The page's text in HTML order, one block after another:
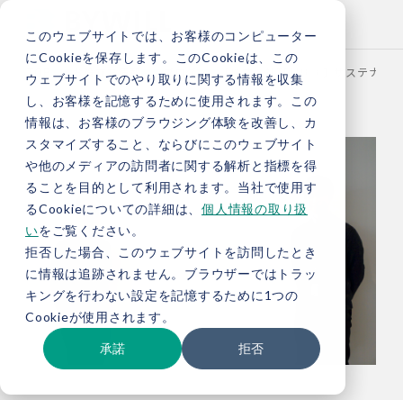
このウェブサイトでは、お客様のコンピューター
にCookieを保存します。このCookieは、この
ウェブサイトでのやり取りに関する情報を収集
し、お客様を記憶するために使用されます。この
情報は、お客様のブラウジング体験を改善し、カ
スタマイズすること、ならびにこのウェブサイト
や他のメディアの訪問者に関する解析と指標を得
ることを目的として利用されます。当社で使用す
るCookieについての詳細は、 個人情報の取り扱
いをご覧ください。
拒否した場合、このウェブサイトを訪問したとき
に情報は追跡されません。ブラウザーではトラッ
キングを行わない設定を記憶するために1つの
Cookieが使用されます。
承諾 拒否
TOP お役立ち情報 ブログ 【株式会社TBM様③】サステナビ